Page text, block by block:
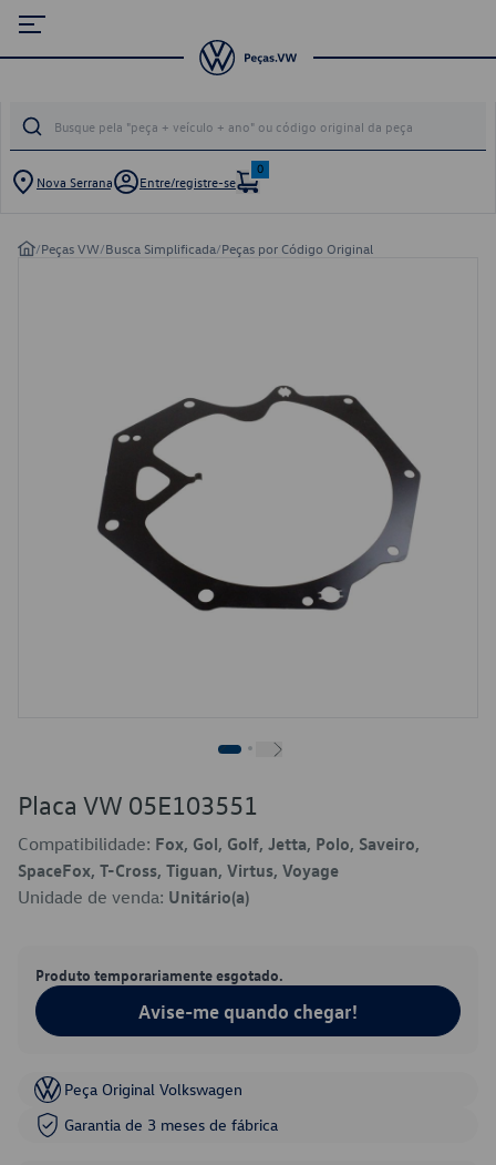
Nova Serrana Entre/registre-se
0
/Peças VW/Busca Simplificada/Peças por Código Original
Placa VW 05E103551
Compatibilidade: Fox, Gol, Golf, Jetta, Polo, Saveiro,
SpaceFox, T-Cross, Tiguan, Virtus, Voyage
Unidade de venda: Unitário(a)
Produto temporariamente esgotado.
Avise-me quando chegar!
Peça Original Volkswagen
Garantia de 3 meses de fábrica